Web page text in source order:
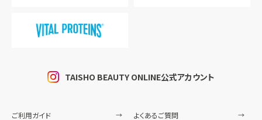
TAISHO BEAUTY ONLINE公式アカウント
ご利用ガイド よくあるご質問